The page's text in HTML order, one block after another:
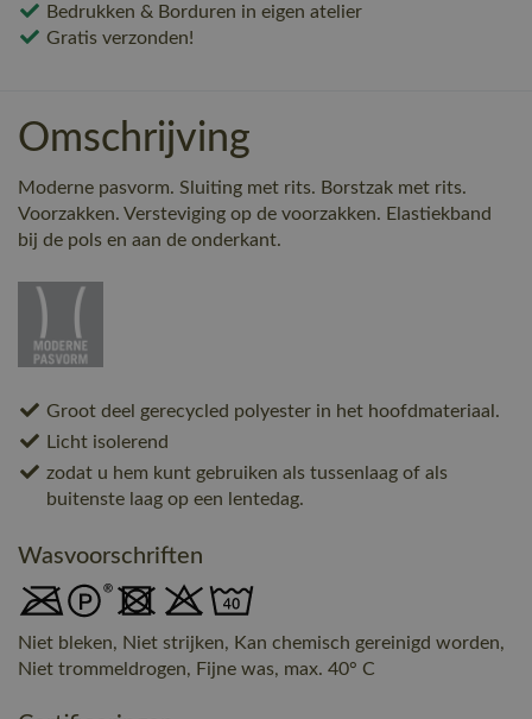
Bedrukken & Borduren in eigen atelier
Gratis verzonden!
Omschrijving
Moderne pasvorm. Sluiting met rits. Borstzak met rits.
Voorzakken. Versteviging op de voorzakken. Elastiekband
bij de pols en aan de onderkant.
Groot deel gerecycled polyester in het hoofdmateriaal.
Licht isolerend
zodat u hem kunt gebruiken als tussenlaag of als
buitenste laag op een lentedag.
Wasvoorschriften
Niet bleken, Niet strijken, Kan chemisch gereinigd worden,
Niet trommeldrogen, Fijne was, max. 40° C